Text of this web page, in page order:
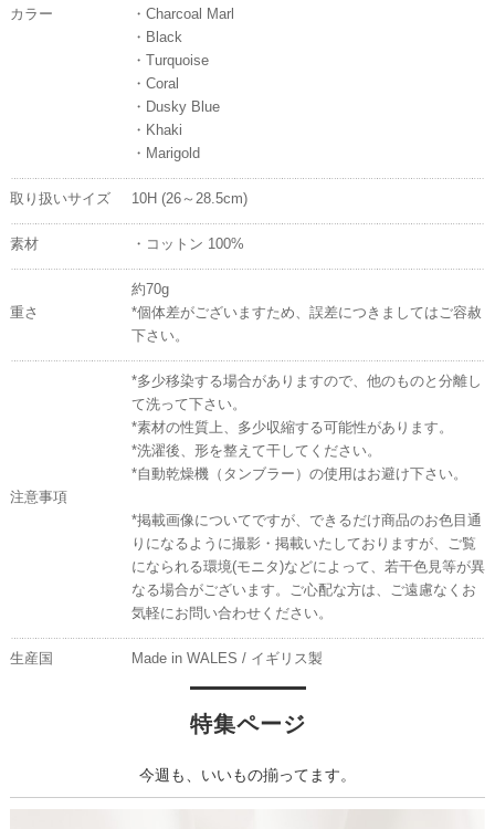
カラー
・Charcoal Marl
・Black
・Turquoise
・Coral
・Dusky Blue
・Khaki
・Marigold
取り扱いサイズ 10H (26～28.5cm)
素材 ・コットン 100%
重さ
約70g
*個体差がございますため、誤差につきましてはご容赦
下さい。
注意事項
*多少移染する場合がありますので、他のものと分離し
て洗って下さい。
*素材の性質上、多少収縮する可能性があります。
*洗濯後、形を整えて干してください。
*自動乾燥機（タンブラー）の使用はお避け下さい。
*掲載画像についてですが、できるだけ商品のお色目通
りになるように撮影・掲載いたしておりますが、ご覧
になられる環境(モニタ)などによって、若干色見等が異
なる場合がございます。ご心配な方は、ご遠慮なくお
気軽にお問い合わせください。
生産国 Made in WALES / イギリス製
特集ページ
今週も、いいもの揃ってます。